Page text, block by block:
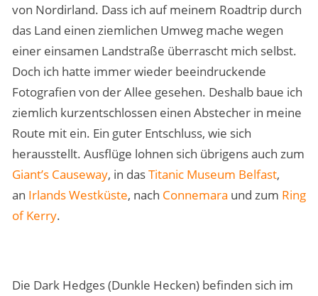
von Nordirland. Dass ich auf meinem Roadtrip durch
das Land einen ziemlichen Umweg mache wegen
einer einsamen Landstraße überrascht mich selbst.
Doch ich hatte immer wieder beeindruckende
Fotografien von der Allee gesehen. Deshalb baue ich
ziemlich kurzentschlossen einen Abstecher in meine
Route mit ein. Ein guter Entschluss, wie sich
herausstellt. Ausflüge lohnen sich übrigens auch zum
Giant’s Causeway, in dasTitanic Museum Belfast,
an Irlands Westküste, nach Connemara und zum Ring
of Kerry.
Die Dark Hedges (Dunkle Hecken) befinden sich im